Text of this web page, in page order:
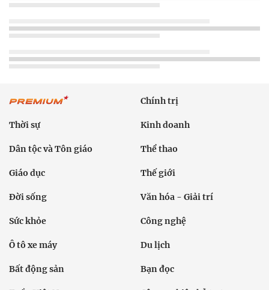
Chính trị
Thời sự Kinh doanh
Dân tộc và Tôn giáo Thể thao
Giáo dục Thế giới
Đời sống Văn hóa - Giải trí
Sức khỏe Công nghệ
Ô tô xe máy Du lịch
Bất động sản Bạn đọc